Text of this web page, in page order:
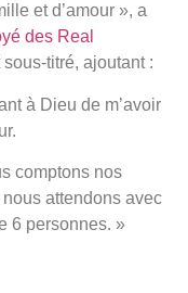
et d’amour », a
des Real
titré, ajoutant :
à Dieu de m’avoir
comptons nos
attendons avec
6 personnes. »